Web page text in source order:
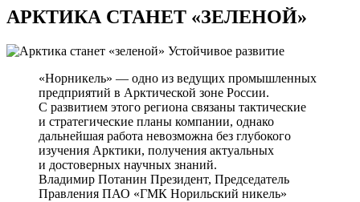
АРКТИКА СТАНЕТ «ЗЕЛЕНОЙ»
Устойчивое развитие
«Норникель» — одно из ведущих промышленных
предприятий в Арктической зоне России.
С развитием этого региона связаны тактические
и стратегические планы компании, однако
дальнейшая работа невозможна без глубокого
изучения Арктики, получения актуальных
и достоверных научных знаний.
Владимир Потанин Президент, Председатель
Правления ПАО «ГМК Норильский никель»